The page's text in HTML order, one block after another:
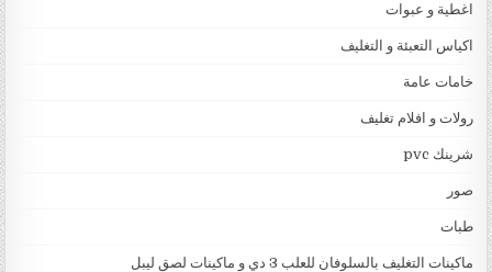
اغطية و عبوات
اكياس التعبئة و التغليف
خامات عامة
رولات و افلام تغليف
شرينك pvc
صور
طبات
ماكينات التغليف بالسلوفان للعلب 3 دي و ماكينات لصق ليبل